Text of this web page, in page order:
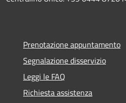
Prenotazione appuntamento
Segnalazione disservizio
Leggi le FAQ
Richiesta assistenza